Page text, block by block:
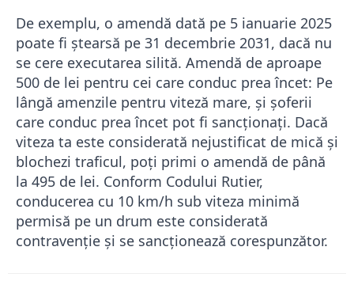
De exemplu, o amendă dată pe 5 ianuarie 2025
poate fi ștearsă pe 31 decembrie 2031, dacă nu
se cere executarea silită. Amendă de aproape
500 de lei pentru cei care conduc prea încet: Pe
lângă amenzile pentru viteză mare, și șoferii
care conduc prea încet pot fi sancționați. Dacă
viteza ta este considerată nejustificat de mică și
blochezi traficul, poți primi o amendă de până
la 495 de lei. Conform Codului Rutier,
conducerea cu 10 km/h sub viteza minimă
permisă pe un drum este considerată
contravenție și se sancționează corespunzător.